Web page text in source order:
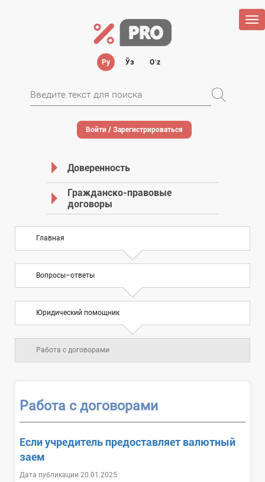
Ру Ўз Oʻz
Войти / Зарегистрироваться
Доверенность
Гражданско-правовые
договоры
Главная
Вопросы–ответы
Юридический помощник
Работа с договорами
Работа с договорами
Если учредитель предоставляет валютный
заем
Дата публикации 20.01.2025